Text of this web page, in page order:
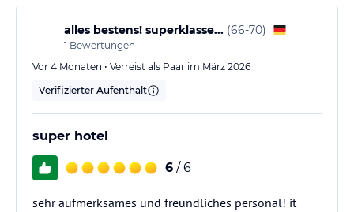
Beschwerde wurde versucht uns einzureden, die
Veranstaltungen hörten gegen…
alles bestens! superklasse... (66-70)
1 Bewertungen
Vor 4 Monaten • Verreist als Paar im März 2026
Verifizierter Aufenthalt
super hotel
6 / 6
sehr aufmerksames und freundliches personal! it